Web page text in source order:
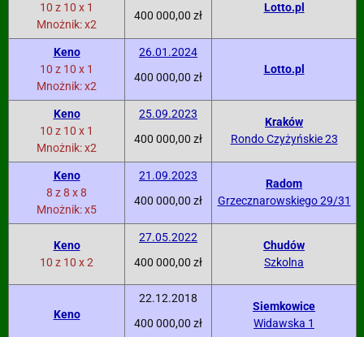
10 z 10 x 1
Mnożnik: x2
400 000,00 zł
Lotto.pl
Keno
10 z 10 x 1
Mnożnik: x2
26.01.2024
400 000,00 zł
Lotto.pl
Keno
10 z 10 x 1
Mnożnik: x2
25.09.2023
400 000,00 zł
Kraków
Rondo Czyżyńskie 23
Keno
8 z 8 x 8
Mnożnik: x5
21.09.2023
400 000,00 zł
Radom
Grzecznarowskiego 29/31
Keno
10 z 10 x 2
27.05.2022
400 000,00 zł
Chudów
Szkolna
Keno
22.12.2018
400 000,00 zł
Siemkowice
Widawska 1